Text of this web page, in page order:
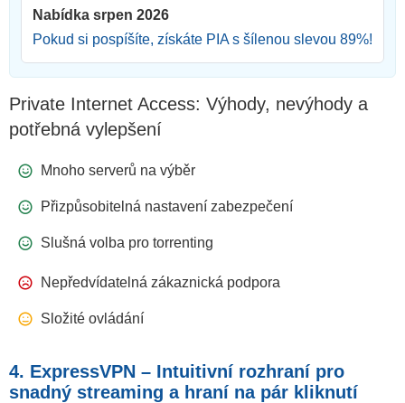
Nabídka srpen 2026
Pokud si pospíšíte, získáte PIA s šílenou slevou 89%!
Private Internet Access: Výhody, nevýhody a
potřebná vylepšení
Mnoho serverů na výběr
Přizpůsobitelná nastavení zabezpečení
Slušná volba pro torrenting
Nepředvídatelná zákaznická podpora
Složité ovládání
4. ExpressVPN – Intuitivní rozhraní pro
snadný streaming a hraní na pár kliknutí